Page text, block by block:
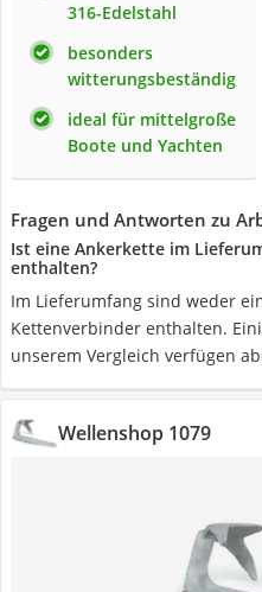
316-Edelstahl
besonders
witterungsbeständig
ideal für mittelgroße
Boote und Yachten
Fragen und Antworten zu
Ist eine Ankerkette im
enthalten?
Im Lieferumfang sind weder
Kettenverbinder enthalten.
unserem Vergleich verfügen
Wellenshop 1079